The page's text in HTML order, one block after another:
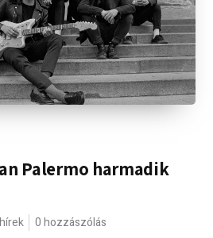
Palermo harmadik
0 hozzászólás